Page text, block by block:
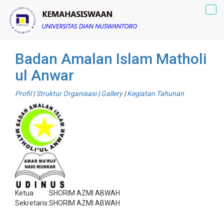
Badan Amalan Islam Matholi
ul Anwar
Profil | Struktur Organisasi | Gallery | Kegiatan Tahunan
Ketua :SHORIM AZMI ABWAH
Sekretaris:SHORIM AZMI ABWAH